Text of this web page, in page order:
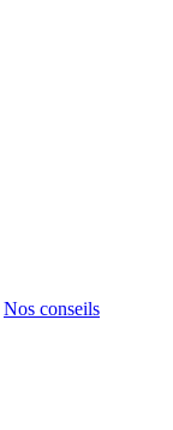
Nos conseils